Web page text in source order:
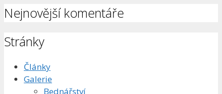
Nejnovější komentáře
Stránky
Články
Galerie
Bednářství